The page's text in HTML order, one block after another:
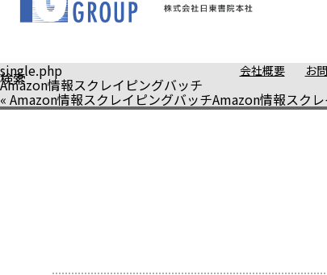
会社概要 お
検索
single.php
Amazon情報スクレイピングバッチ
« Amazon情報スクレイピングバッチAmazon情報スク